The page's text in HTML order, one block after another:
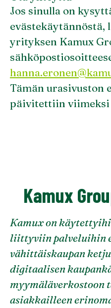
Jos sinulla on
evästekäytännöstä,
yrityksen Kamux
Tämän urasivuston
päivitettiin viimeksi
Kamux
Kamux on
liittyviin palveluihin
vähittäiskaupan
digitaalisen
myymäläverkostoon
asiakkailleen